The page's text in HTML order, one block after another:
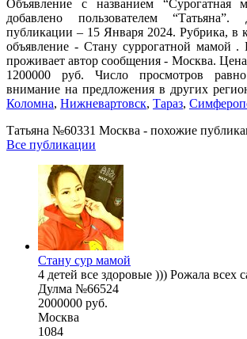
Объявление с названием
добавлено пользователем “Татьяна”.
публикации – 15 Января 2024. Рубрика, в
объявление - Cтану суррогатной мамой .
проживает автор сообщения - Москва. Цена
1200000 руб. Число просмотров
внимание на предложения в других
Коломна, Нижневартовск, Тараз,
Татьяна №60331 Москва - похожие
Все публикации
Стану сур мамой
4 детей все здоровые ))) Рожала всех
Дулма №66524
2000000 руб.
Москва
1084